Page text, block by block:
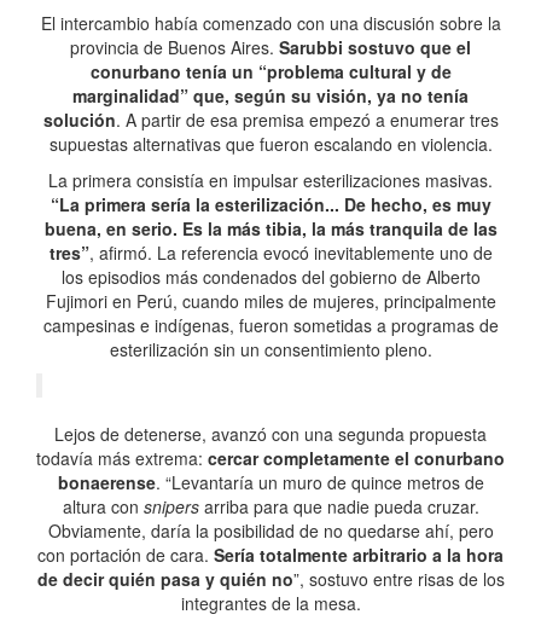
El intercambio había comenzado con una discusión sobre la
provincia de Buenos Aires. Sarubbi sostuvo que el
conurbano tenía un “problema cultural y de
marginalidad” que, según su visión, ya no tenía
solución. A partir de esa premisa empezó a enumerar tres
supuestas alternativas que fueron escalando en violencia.
La primera consistía en impulsar esterilizaciones masivas.
“La primera sería la esterilización... De hecho, es muy
buena, en serio. Es la más tibia, la más tranquila de las
tres”, afirmó. La referencia evocó inevitablemente uno de
los episodios más condenados del gobierno de Alberto
Fujimori en Perú, cuando miles de mujeres, principalmente
campesinas e indígenas, fueron sometidas a programas de
esterilización sin un consentimiento pleno.
Lejos de detenerse, avanzó con una segunda propuesta
todavía más extrema: cercar completamente el conurbano
bonaerense. “Levantaría un muro de quince metros de
altura con snipersarriba para que nadie pueda cruzar.
Obviamente, daría la posibilidad de no quedarse ahí, pero
con portación de cara. Sería totalmente arbitrario a la hora
de decir quién pasa y quién no”, sostuvo entre risas de los
integrantes de la mesa.